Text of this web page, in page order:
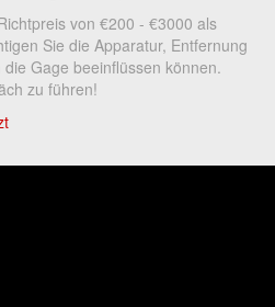
von €200 - €3000 als
Sie die Apparatur, Entfernung
Gage beeinflüssen können.
zu führen!